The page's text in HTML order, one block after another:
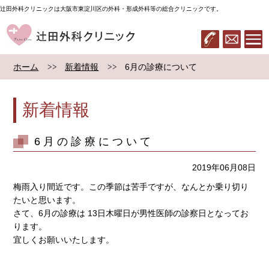
辻田外科クリニックは大阪市東淀川区の外科・形成外科等の総合クリニックです。
辻田外科クリニック
06-6322-
メール
ホーム 新着情報 6月の診療について
新着情報
6月の診療について
2019年06月08日
梅雨入り間近です。この季節は苦手ですが、なんとか乗り切り
たいと思います。
さて、6月の診療は 13日木曜日が男性医師の診察日となってお
ります。
宜しくお願いいたします。